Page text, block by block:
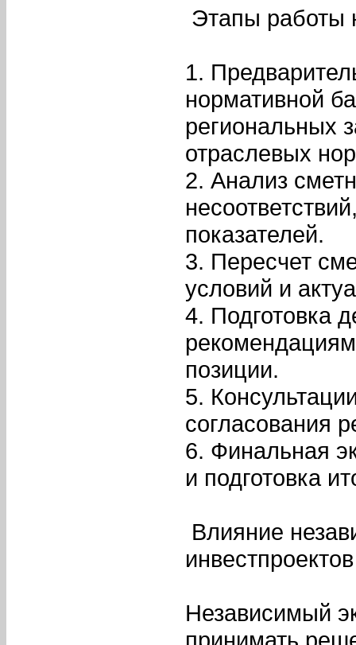
Этапы работы
1.
нормативной
региональных
отраслевых
2. Анализ
показателей.
3. Пересчет
условий и
4. Подготовка
позиции.
5.
согласования
6. Финальная
и подготовка
Влияние
инвестпроектов
Независимый